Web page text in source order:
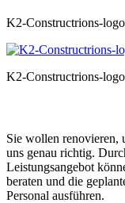
K2-Constructrions-logo
K2-Constructrions-logo
Sie wollen renovieren,
uns genau richtig.
Leistungsangebot
beraten und die
Personal ausführen.